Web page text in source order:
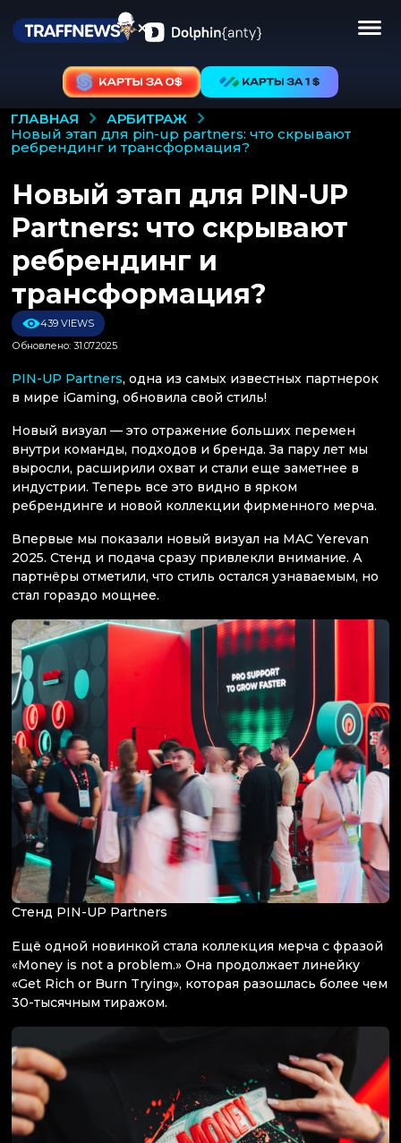
ГЛАВНАЯ
АРБИТРАЖ
новый этап для pin-up partners: что скрывают
ребрендинг и трансформация?
Новый этап для PIN-UP
Partners: что скрывают
ребрендинг и
трансформация?
439 VIEWS
Обновлено: 31.07.2025
PIN-UP Partners, одна из самых известных партнерок
в мире iGaming, обновила свой стиль!
Новый визуал — это отражение больших перемен
внутри команды, подходов и бренда. За пару лет мы
выросли, расширили охват и стали еще заметнее в
индустрии. Теперь все это видно в ярком
ребрендинге и новой коллекции фирменного мерча.
Впервые мы показали новый визуал на MAC Yerevan
2025. Стенд и подача сразу привлекли внимание. А
партнёры отметили, что стиль остался узнаваемым, но
стал гораздо мощнее.
Стенд PIN-UP Partners
Ещё одной новинкой стала коллекция мерча с фразой
«Money is not a problem.» Она продолжает линейку
«Get Rich or Burn Trying», которая разошлась более чем
30-тысячным тиражом.